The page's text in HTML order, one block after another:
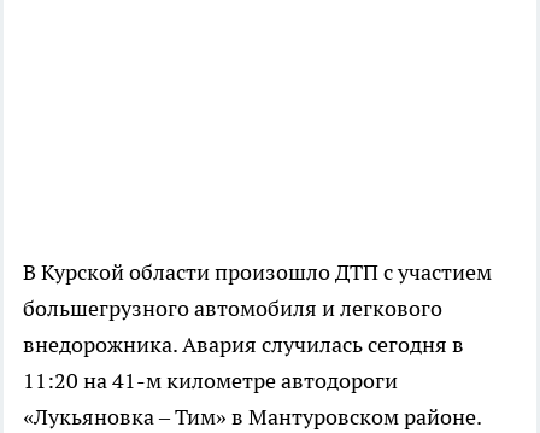
В Курской области произошло ДТП с участием
большегрузного автомобиля и легкового
внедорожника. Авария случилась сегодня в
11:20 на 41-м километре автодороги
«Лукьяновка – Тим» в Мантуровском районе.